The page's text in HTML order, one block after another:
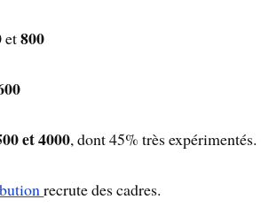
et800
et 4000, dont 45% très expérimentés.
recrute des cadres.